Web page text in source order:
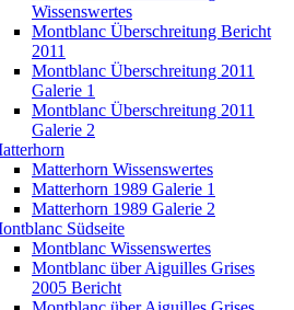
Wissenswertes
Montblanc Überschreitung Bericht
2011
Montblanc Überschreitung 2011
Galerie 1
Montblanc Überschreitung 2011
Galerie 2
Matterhorn Wissenswertes
Matterhorn 1989 Galerie 1
Matterhorn 1989 Galerie 2
Südseite
Montblanc Wissenswertes
Montblanc über Aiguilles Grises
2005 Bericht